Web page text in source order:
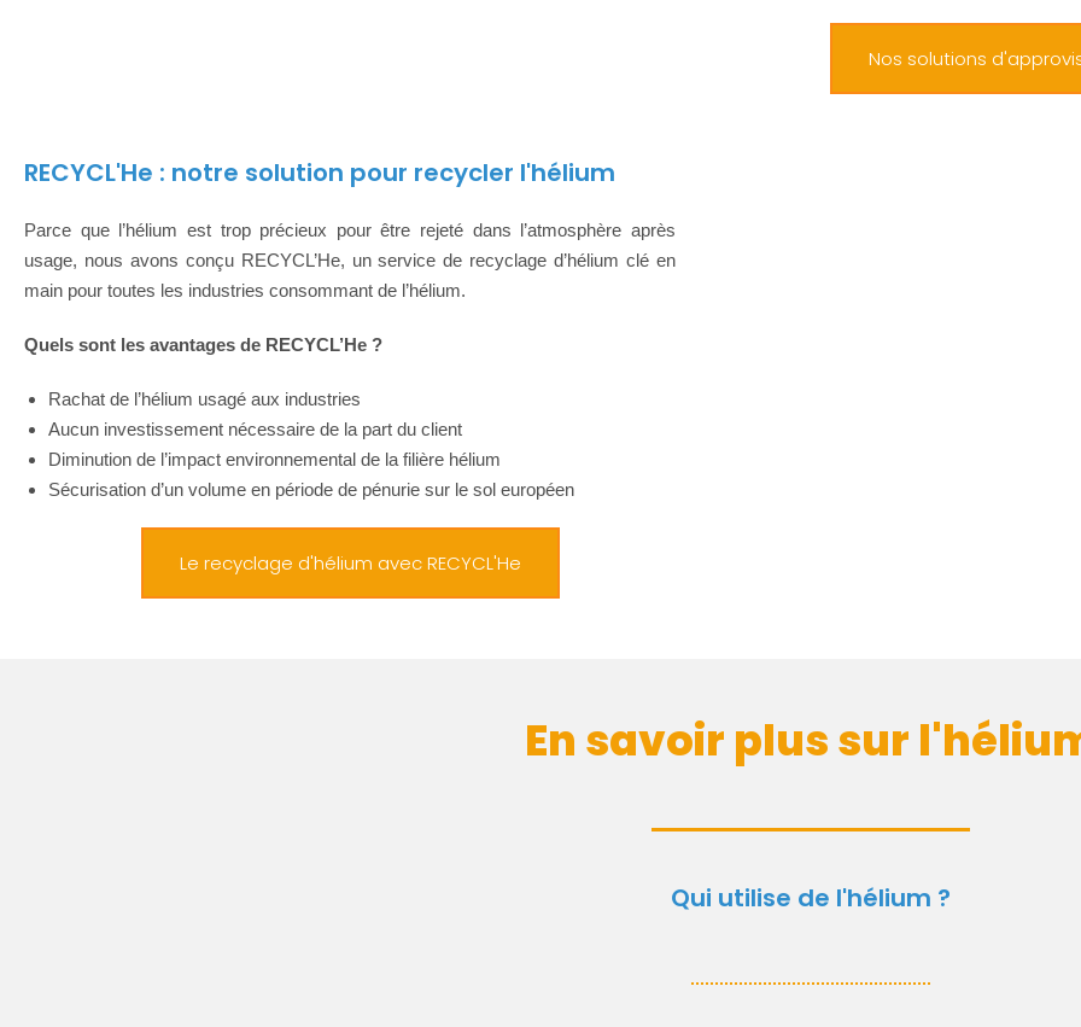
Nos solutions
RECYCL'He : notre solution pour recycler l'hélium
Parce que l’hélium est trop précieux pour être rejeté dans l’atmosphère après
usage, nous avons conçu RECYCL’He, un service de recyclage d’hélium clé en
main pour toutes les industries consommant de l’hélium.
Quels sont les avantages de RECYCL’He ?
Rachat de l’hélium usagé aux industries
Aucun investissement nécessaire de la part du client
Diminution de l’impact environnemental de la filière hélium
Sécurisation d’un volume en période de pénurie sur le sol européen
Le recyclage d'hélium avec RECYCL'He
En savoir plus sur
Qui utilise de l'hélium ?